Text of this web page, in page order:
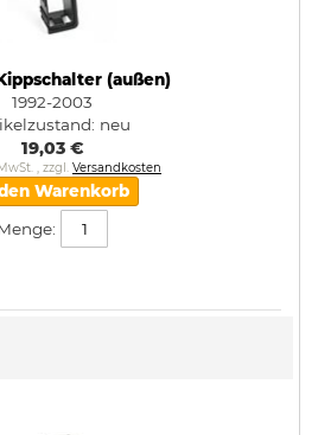
(außen)
1992-2003
neu
19,03 €
, zzgl. Versandkosten
Warenkorb